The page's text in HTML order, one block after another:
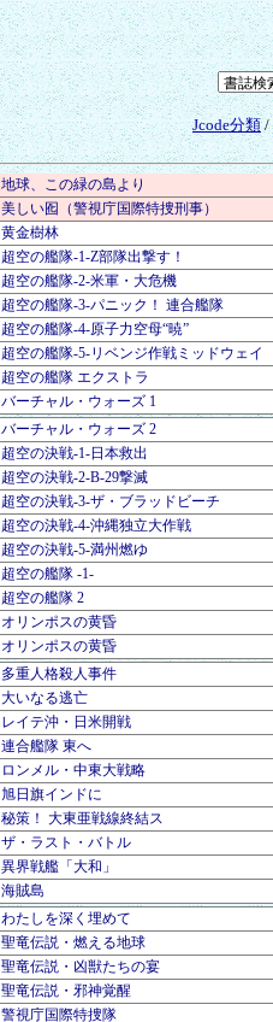
Jcode分類/
地球、この緑の島より
美しい囮（警視庁国際特捜刑事）
黄金樹林
超空の艦隊-1-Z部隊出撃す！
超空の艦隊-2-米軍・大危機
超空の艦隊-3-パニック！ 連合艦隊
超空の艦隊-4-原子力空母“暁”
超空の艦隊-5-リベンジ作戦ミッドウェイ
超空の艦隊 エクストラ
バーチャル・ウォーズ 1
バーチャル・ウォーズ 2
超空の決戦-1-日本救出
超空の決戦-2-B-29撃滅
超空の決戦-3-ザ・ブラッドビーチ
超空の決戦-4-沖縄独立大作戦
超空の決戦-5-満州燃ゆ
超空の艦隊 -1-
超空の艦隊 2
オリンポスの黄昏
オリンポスの黄昏
多重人格殺人事件
大いなる逃亡
レイテ沖・日米開戦
連合艦隊 東へ
ロンメル・中東大戦略
旭日旗インドに
秘策！ 大東亜戦線終結ス
ザ・ラスト・バトル
異界戦艦「大和」
海賊島
わたしを深く埋めて
聖竜伝説・燃える地球
聖竜伝説・凶獣たちの宴
聖竜伝説・邪神覚醒
警視庁国際特捜隊